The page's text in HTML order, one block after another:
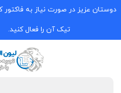
دوستان عزیز در صورت نیاز به
تیک آن را فعال کنید.